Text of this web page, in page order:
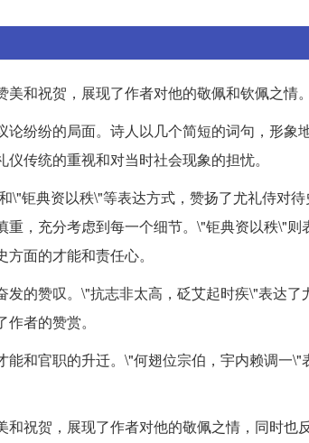
和祝贺，展现了作者对他的敬佩和钦佩之情。
纷纷的局面。诗人以几个简短的词句，形象
传统的重视和对当时社会现象的担忧。
\"钜典资以秩\"等表达方式，赞扬了尤礼侍对
，充分考虑到每一个细节。\"钜典资以秩\"
面的才能和责任心。
的赞叹。\"抗志非太高，砭艾起时疾\"表达
者的赞赏。
和官职的升迁。\"何翅位宗伯，宇内赖调一
祝贺，展现了作者对他的敬佩之情，同时也